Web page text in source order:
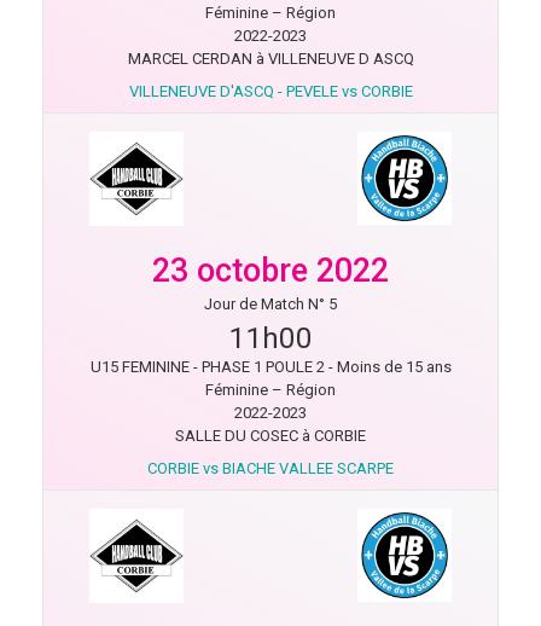
Féminine – Région
2022-2023
MARCEL CERDAN à VILLENEUVE D ASCQ
VILLENEUVE D'ASCQ - PEVELE vs CORBIE
23 octobre 2022
Jour de Match N° 5
11h00
U15 FEMININE - PHASE 1 POULE 2 - Moins de 15 ans
Féminine – Région
2022-2023
SALLE DU COSEC à CORBIE
CORBIE vs BIACHE VALLEE SCARPE